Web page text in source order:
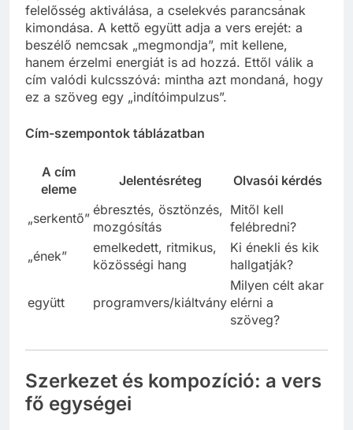
felelősség aktiválása, a cselekvés parancsának
kimondása. A kettő együtt adja a vers erejét: a
beszélő nemcsak „megmondja”, mit kellene,
hanem érzelmi energiát is ad hozzá. Ettől válik a
cím valódi kulcsszóvá: mintha azt mondaná, hogy
ez a szöveg egy „indítóimpulzus”.
Cím-szempontok táblázatban
A cím
eleme
Jelentésréteg Olvasói kérdés
„serkentő”
ébresztés, ösztönzés,
mozgósítás
Mitől kell
felébredni?
„ének”
emelkedett, ritmikus,
közösségi hang
Ki énekli és kik
hallgatják?
együtt programvers/kiáltvány
Milyen célt akar
elérni a
szöveg?
Szerkezet és kompozíció: a vers
fő egységei